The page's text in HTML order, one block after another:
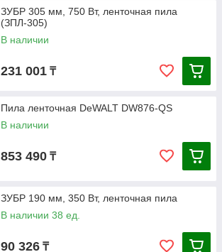
ЗУБР 305 мм, 750 Вт, ленточная пила
(ЗПЛ-305)
В наличии
231 001 ₸
Пила ленточная DeWALT DW876-QS
В наличии
853 490 ₸
ЗУБР 190 мм, 350 Вт, ленточная пила
В наличии 38 ед.
90 326 ₸